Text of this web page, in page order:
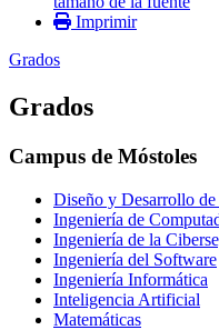
Imprimir
Grados
Grados
Campus de Móstoles
Diseño y Desarrollo
Ingeniería de
Ingeniería de la
Ingeniería del Software
Ingeniería Informática
Inteligencia Artificial
Matemáticas